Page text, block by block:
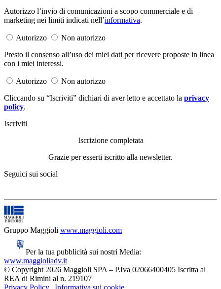
Autorizzo l’invio di comunicazioni a scopo commerciale e di
marketing nei limiti indicati nell’informativa.
Autorizzo
Non autorizzo
Presto il consenso all’uso dei miei dati per ricevere proposte in linea
con i miei interessi.
Autorizzo
Non autorizzo
Cliccando su “Iscriviti” dichiari di aver letto e accettato la privacy
policy.
Iscriviti
Iscrizione completata
Grazie per esserti iscritto alla newsletter.
Seguici sui social
Gruppo Maggioli www.maggioli.com
Per la tua pubblicità sui nostri Media:
www.maggioliadv.it
© Copyright 2026 Maggioli SPA – P.Iva 02066400405 Iscritta al
REA di Rimini al n. 219107